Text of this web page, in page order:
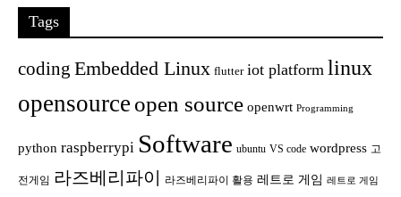
Tags
coding Embedded Linux flutter iot platform linux
opensource open source openwrt Programming
python raspberrypi Software ubuntu VS code wordpress 고
전게임 라즈베리파이 라즈베리파이 활용 레트로 게임 레트로 게임